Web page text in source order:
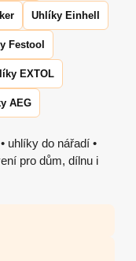
Uhlíky Einhell
Festool
EXTOL
AEG
uhlíky do nářadí •
pro dům, dílnu i